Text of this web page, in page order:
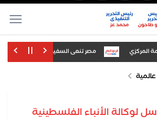
طاحون
رئيس التحرير
التنفيذى
محمد عز
مصر تنعى السفير الفلسطيني دياب
عالمية
لوكالة الأنباء الفلسطينية